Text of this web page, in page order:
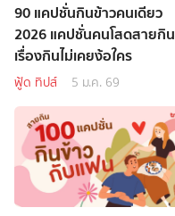
90 แคปชั่นกินข้าวคนเดียว
2026 แคปชั่นคนโสดสายกิน
เรื่องกินไม่เคยง้อใคร
ฟู้ด ทิปส์ 5 ม.ค. 69